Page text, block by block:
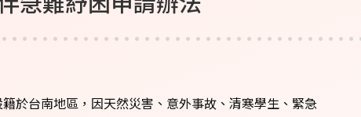
籍於台南地區，因天然災害、意外事故、清寒學生、緊急